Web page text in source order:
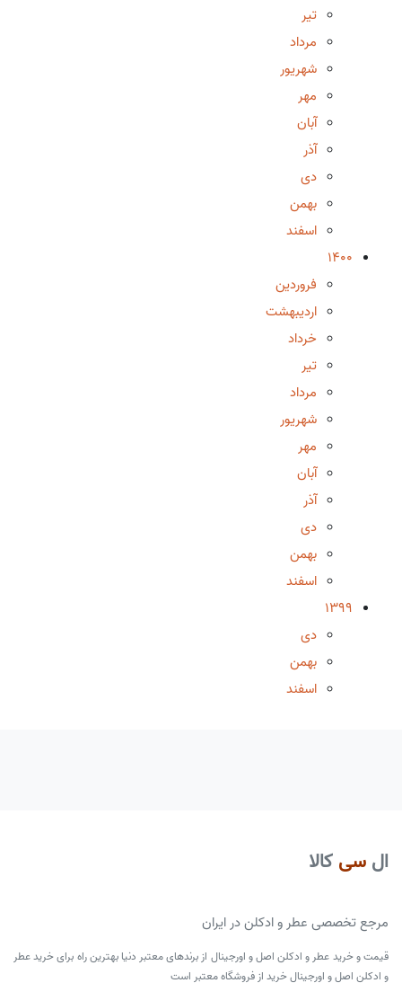
تیر
مرداد
شهریور
مهر
آبان
آذر
دی
بهمن
اسفند
1400
فروردین
اردیبهشت
خرداد
تیر
مرداد
شهریور
مهر
آبان
آذر
دی
بهمن
اسفند
1399
دی
بهمن
اسفند
ال سی کالا
مرجع تخصصی عطر و ادکلن در ایران
قیمت و خرید عطر و ادکلن اصل و اورجینال از برندهای معتبر دنیا بهترین راه برای خرید عطر
و ادکلن اصل و اورجینال خرید از فروشگاه معتبر است